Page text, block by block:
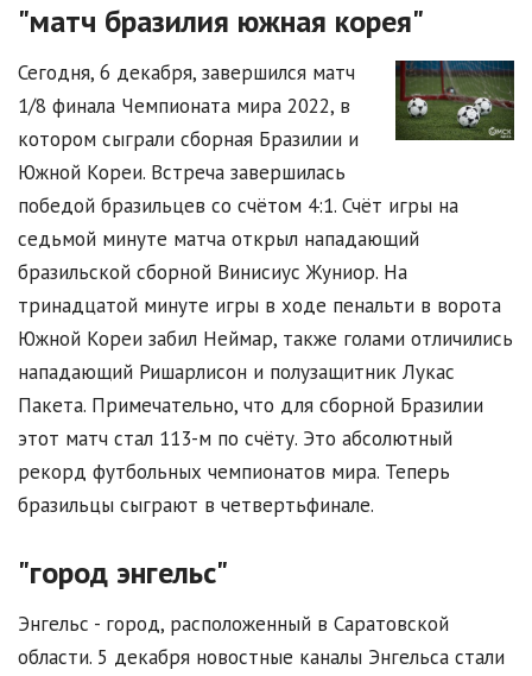
"матч бразилия южная корея"
Сегодня, 6 декабря, завершился матч
1/8 финала Чемпионата мира 2022, в
котором сыграли сборная Бразилии и
Южной Кореи. Встреча завершилась
победой бразильцев со счётом 4:1. Счёт игры на
седьмой минуте матча открыл нападающий
бразильской сборной Винисиус Жуниор. На
тринадцатой минуте игры в ходе пенальти в ворота
Южной Кореи забил Неймар, также голами отличились
нападающий Ришарлисон и полузащитник Лукас
Пакета. Примечательно, что для сборной Бразилии
этот матч стал 113-м по счёту. Это абсолютный
рекорд футбольных чемпионатов мира. Теперь
бразильцы сыграют в четвертьфинале.
"город энгельс"
Энгельс - город, расположенный в Саратовской
области. 5 декабря новостные каналы Энгельса стали